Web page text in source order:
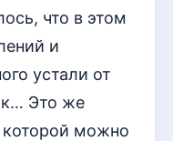
что в этом
и
устали от
Это же
которой можно